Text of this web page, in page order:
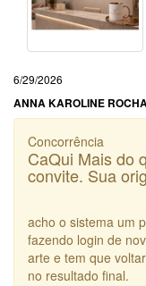
6/29/2026
ANNA KAROLINE
Concorrência
CaQui Mais do
convite. Sua
acho o sistema um
fazendo login de
arte e tem que
no resultado final.